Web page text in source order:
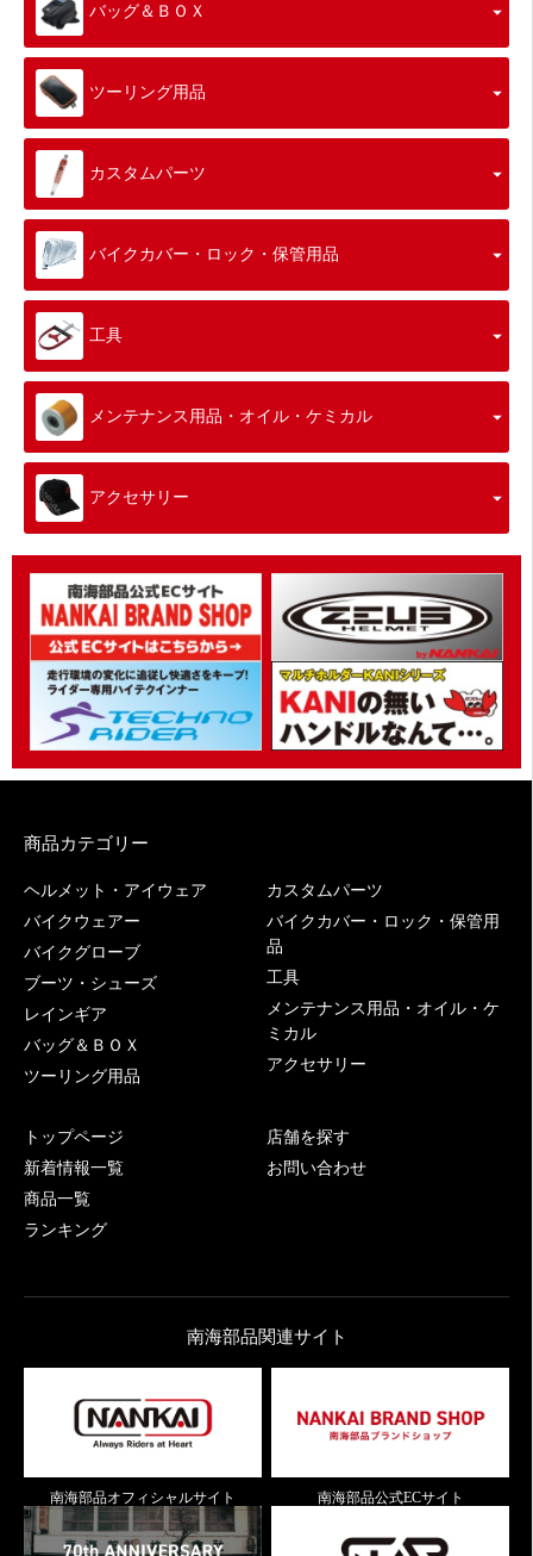
バッグ＆ＢＯＸ
ツーリング用品
カスタムパーツ
バイクカバー・ロック・保管用品
工具
メンテナンス用品・オイル・ケミカル
アクセサリー
商品カテゴリー
ヘルメット・アイウェア
バイクウェアー
バイクグローブ
ブーツ・シューズ
レインギア
バッグ＆ＢＯＸ
ツーリング用品
カスタムパーツ
バイクカバー・ロック・保管用
品
工具
メンテナンス用品・オイル・ケ
ミカル
アクセサリー
トップページ
新着情報一覧
商品一覧
ランキング
店舗を探す
お問い合わせ
南海部品関連サイト
南海部品オフィシャルサイト 南海部品公式ECサイト